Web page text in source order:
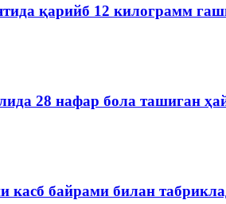
қарийб 12 килограмм
28 нафар бола ташиган
касб байрами билан